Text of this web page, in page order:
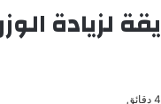
لزيادة